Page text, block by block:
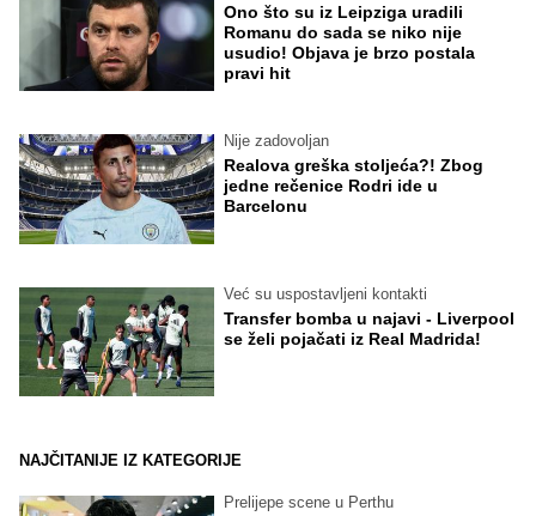
Ono što su iz Leipziga uradili
Romanu do sada se niko nije
usudio! Objava je brzo postala
pravi hit
Nije zadovoljan
Realova greška stoljeća?! Zbog
jedne rečenice Rodri ide u
Barcelonu
Već su uspostavljeni kontakti
Transfer bomba u najavi - Liverpool
se želi pojačati iz Real Madrida!
NAJČITANIJE IZ KATEGORIJE
Prelijepe scene u Perthu